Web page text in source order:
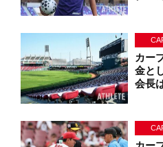
カー
金と
会長